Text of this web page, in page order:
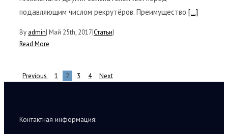
подавляющим числом рекрутёров. Преимущество [...]
By admin| Май 25th, 2017|Статьи|
Read More
Previous 1 2 3 4 Next
Контактная информация: